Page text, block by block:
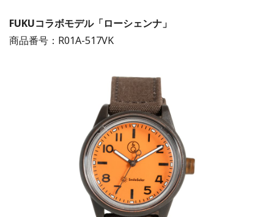
FUKUコラボモデル「ローシェンナ」
商品番号：R01A-517VK